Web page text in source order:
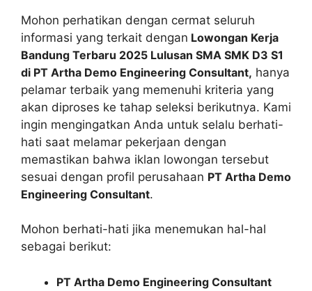
Mohon perhatikan dengan cermat seluruh
informasi yang terkait dengan Lowongan Kerja
Bandung Terbaru 2025 Lulusan SMA SMK D3 S1
di PT Artha Demo Engineering Consultant, hanya
pelamar terbaik yang memenuhi kriteria yang
akan diproses ke tahap seleksi berikutnya. Kami
ingin mengingatkan Anda untuk selalu berhati-
hati saat melamar pekerjaan dengan
memastikan bahwa iklan lowongan tersebut
sesuai dengan profil perusahaan PT Artha Demo
Engineering Consultant.
Mohon berhati-hati jika menemukan hal-hal
sebagai berikut:
PT Artha Demo Engineering Consultant